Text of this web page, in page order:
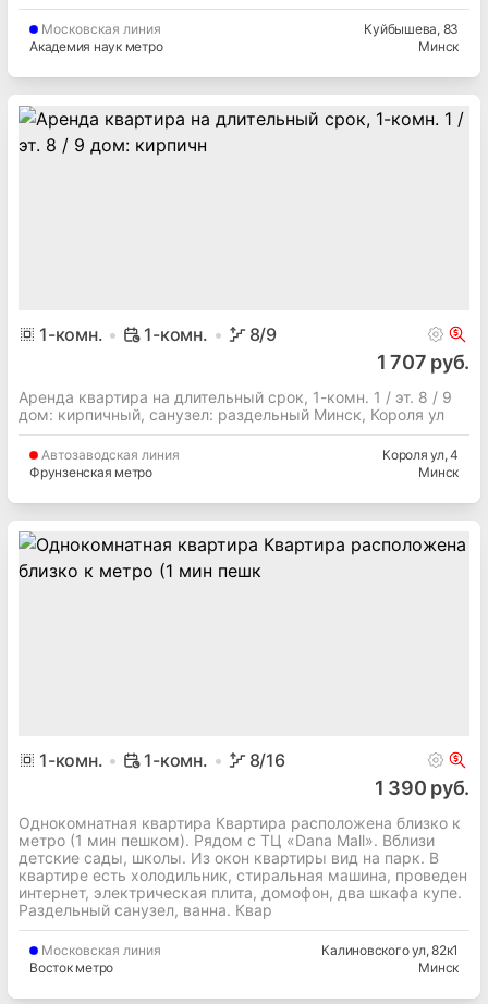
Московская линия
Академия наук метро
Куйбышева, 83
Минск
1-комн. 1-комн. 8/9
1 707 руб.
Аренда квартира на длительный срок, 1-комн. 1 / эт. 8 / 9
дом: кирпичный, cанузел: раздельный Минск, Короля ул
Автозаводская линия
Фрунзенская метро
Короля ул, 4
Минск
1-комн. 1-комн. 8/16
1 390 руб.
Однокомнатная квартира Квартира расположена близко к
метро (1 мин пешком). Рядом с ТЦ «Dana Mall». Вблизи
детские сады, школы. Из окон квартиры вид на парк. В
квартире есть холодильник, стиральная машина, проведен
интернет, электрическая плита, домофон, два шкафа купе.
Раздельный санузел, ванна. Квар
Московская линия
Восток метро
Калиновского ул, 82к1
Минск